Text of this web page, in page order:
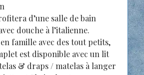
d’une salle de bain
douche à l’italienne.
famille avec des tout petits,
est disponible avec un lit
& draps / matelas à langer